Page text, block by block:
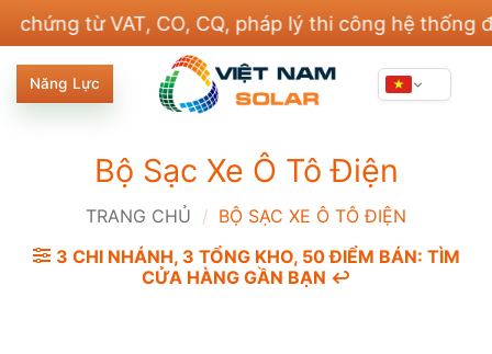
nội
dung
từ VAT, CO, CQ, pháp lý thi công hệ thống điện
Năng Lực
Bộ Sạc Xe Ô Tô Điện
TRANG CHỦ / BỘ SẠC XE Ô TÔ ĐIỆN
3 CHI NHÁNH, 3 TỔNG KHO, 50 ĐIỂM BÁN: TÌM
CỬA HÀNG GẦN BẠN ↩️